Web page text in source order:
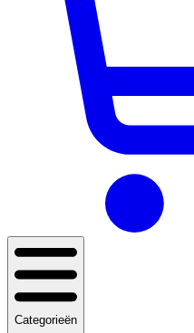
Categorieën